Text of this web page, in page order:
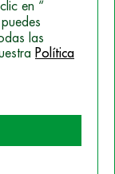
en “
las
Política